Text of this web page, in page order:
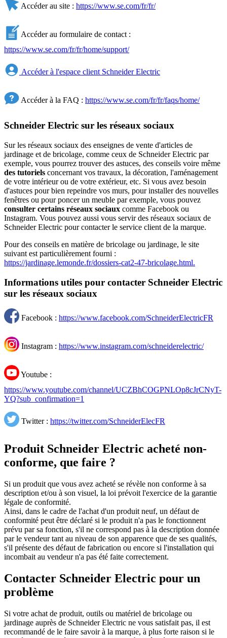
Accéder au site : https://www.se.com/fr/fr/
Accéder au formulaire de contact :
https://www.se.com/fr/fr/home/support/
Accéder à l'espace client Schneider Electric
Accéder à la FAQ : https://www.se.com/fr/fr/faqs/home/
Schneider Electric sur les réseaux sociaux
Sur les réseaux sociaux des enseignes de vente d'articles de
jardinage et de bricolage, comme ceux de Schneider Electric par
exemple, vous pourrez trouver des astuces, des conseils voire même
des tutoriels concernant vos travaux, la décoration, l'aménagement
de votre intérieur ou de votre extérieur, etc. Si vous avez besoin
d'astuces pour bien repeindre vos murs, pour installer des nouvelles
fenêtres ou pour poncer un meuble par exemple, vous pouvez
consulter certains réseaux sociaux comme Facebook ou
Instagram. Vous pouvez aussi vous servir des réseaux sociaux de
Schneider Electric pour contacter le service client de la marque.
Pour des conseils en matière de bricolage ou jardinage, le site
suivant est particulièrement fourni :
https://jardinage.lemonde.fr/dossiers-cat2-47-bricolage.html.
Informations utiles pour contacter Schneider Electric
sur les réseaux sociaux
Facebook : https://www.facebook.com/SchneiderElectricFR
Instagram : https://www.instagram.com/schneiderelectric/
Youtube :
https://www.youtube.com/channel/UCZBhCOGPNLOp8cJrCNyT-
YQ?sub_confirmation=1
Twitter : https://twitter.com/SchneiderElecFR
Produit Schneider Electric acheté non-
conforme, que faire ?
Si un produit que vous avez acheté se révèle non conforme à sa
description et/ou à son visuel, la loi prévoit l'exercice de la garantie
légale de conformité.
Ainsi, dans le cadre de l'achat d'un produit neuf, un défaut de
conformité peut être déclaré si le produit n'a pas le fonctionnent
prévu par sa fonction, s'il ne correspond pas à la description donnée
par le vendeur tant au niveau de son apparence que de ses qualités,
s'il présente des défaut de fabrication ou encore si l'installation qui
incombait au vendeur n'a pas été faite correctement.
Contacter Schneider Electric pour un
problème
Si votre achat de produit, outils ou matériel de bricolage ou
jardinage auprès de Schneider Electric ne vous satisfait pas, il est
recommandé de le faire savoir à la marque, à plus forte raison si le